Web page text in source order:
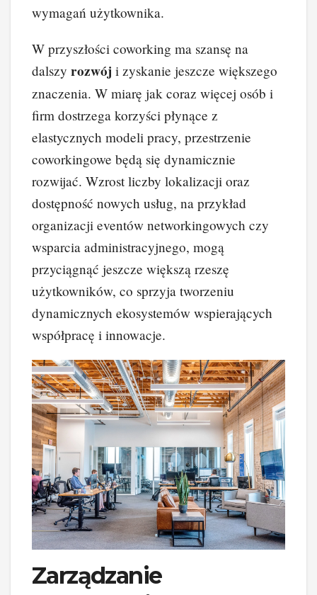
wymagań użytkownika.
W przyszłości coworking ma szansę na
dalszy rozwój i zyskanie jeszcze większego
znaczenia. W miarę jak coraz więcej osób i
firm dostrzega korzyści płynące z
elastycznych modeli pracy, przestrzenie
coworkingowe będą się dynamicznie
rozwijać. Wzrost liczby lokalizacji oraz
dostępność nowych usług, na przykład
organizacji eventów networkingowych czy
wsparcia administracyjnego, mogą
przyciągnąć jeszcze większą rzeszę
użytkowników, co sprzyja tworzeniu
dynamicznych ekosystemów wspierających
współpracę i innowacje.
Zarządzanie